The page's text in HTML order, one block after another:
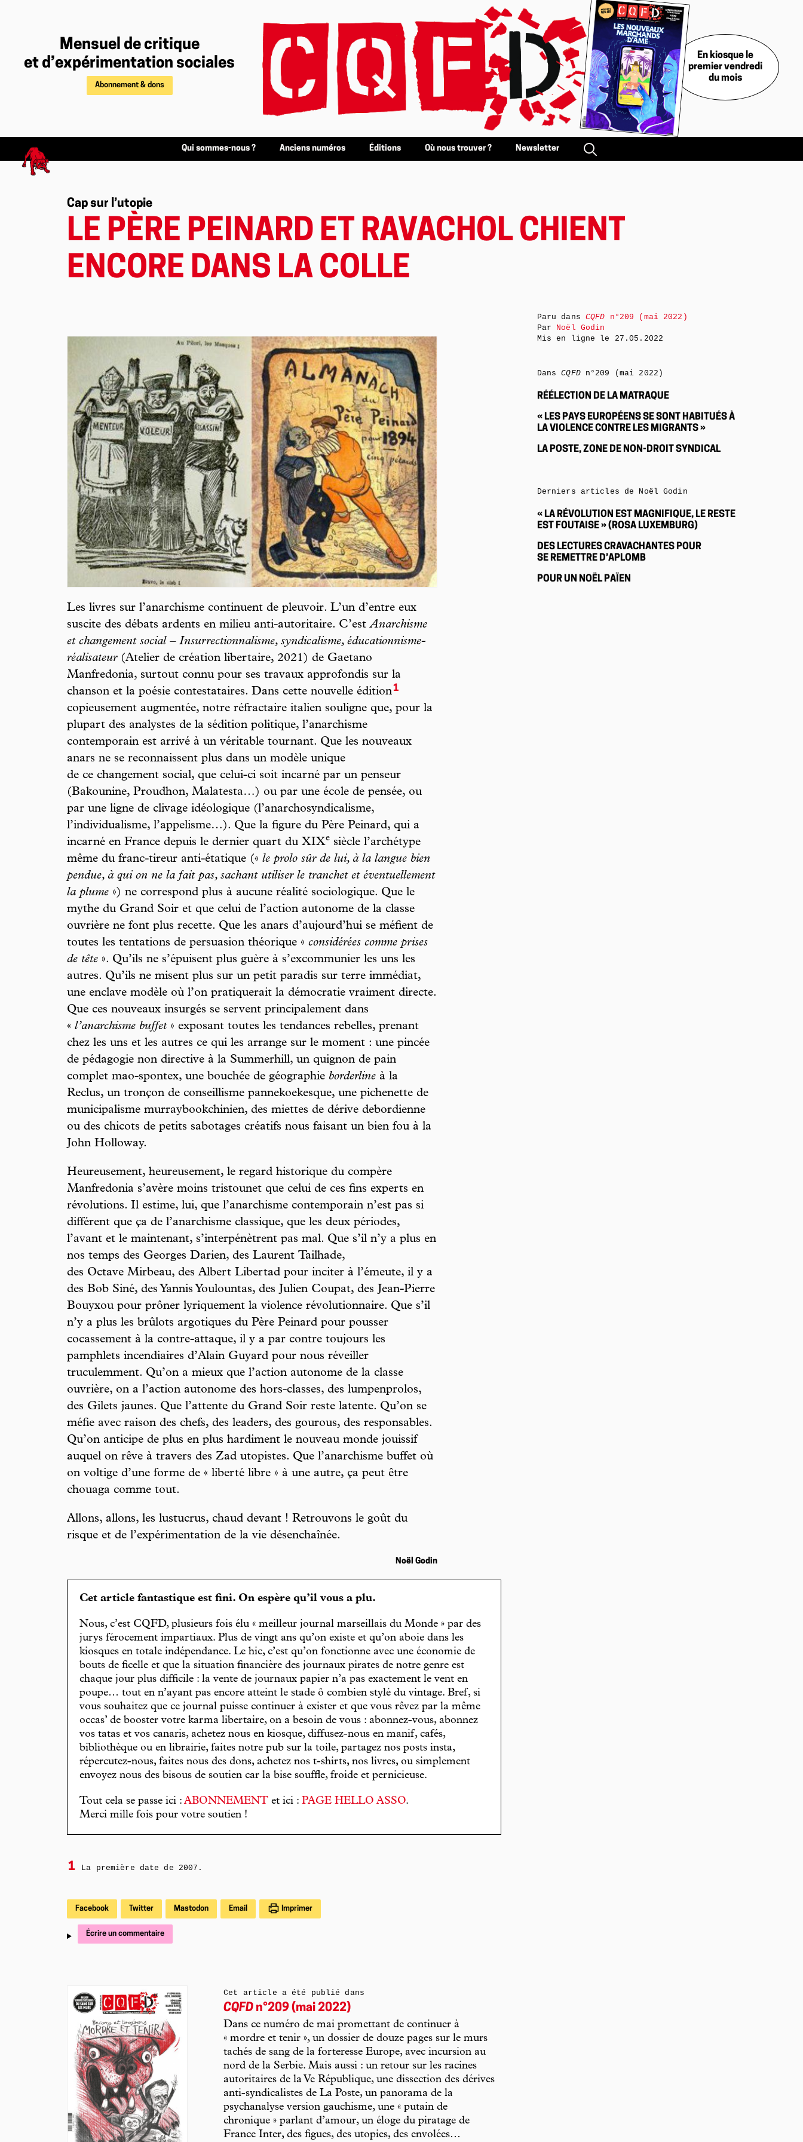
Mensuel de critique
et d’expérimentation sociales
Abonnement & dons
En kiosque le
premier vendredi
du mois
Qui sommes-nous ? Anciens numéros Éditions Où nous trouver ? Newsletter
Cap sur l’utopie
LE PÈRE PEINARD ET RAVACHOL CHIENT
ENCORE DANS LA COLLE
Les livres sur l’anarchisme continuent de pleuvoir. L’un d’entre eux
suscite des débats ardents en milieu anti-autoritaire. C’estAnarchisme
et changement social – Insurrectionnalisme, syndicalisme, éducationnisme-
réalisateur(Atelier de création libertaire, 2021) de Gaetano
Manfredonia, surtout connu pour ses travaux approfondis sur la
chanson et la poésie contestataires. Dans cette nouvelle édition1
copieusement augmentée, notre réfractaire italien souligne que, pour la
plupart des analystes de la sédition politique, l’anarchisme
contemporain est arrivé à un véritable tournant. Que les nouveaux
anars ne se reconnaissent plus dans un modèle unique
de ce changement social, que celui-ci soit incarné par un penseur
(Bakounine, Proudhon, Malatesta…) ou par une école de pensée, ou
par une ligne de clivage idéologique (l’anarchosyndicalisme,
l’individualisme, l’appelisme…). Que la figure du Père Peinard, qui a
incarné en France depuis le dernier quart du XIXe siècle l’archétype
même du franc-tireur anti-étatique (« le prolo sûr de lui, à la langue bien
pendue, à qui on ne la fait pas, sachant utiliser le tranchet et éventuellement
la plume ») ne correspond plus à aucune réalité sociologique. Que le
mythe du Grand Soir et que celui de l’action autonome de la classe
ouvrière ne font plus recette. Que les anars d’aujourd’hui se méfient de
toutes les tentations de persuasion théorique « considérées comme prises
de tête ». Qu’ils ne s’épuisent plus guère à s’excommunier les uns les
autres. Qu’ils ne misent plus sur un petit paradis sur terre immédiat,
une enclave modèle où l’on pratiquerait la démocratie vraiment directe.
Que ces nouveaux insurgés se servent principalement dans
« l’anarchisme buffet» exposant toutes les tendances rebelles, prenant
chez les uns et les autres ce qui les arrange sur le moment : une pincée
de pédagogie non directive à la Summerhill, un quignon de pain
complet mao-spontex, une bouchée de géographie borderline à la
Reclus, un tronçon de conseillisme pannekoekesque, une pichenette de
municipalisme murraybookchinien, des miettes de dérive debordienne
ou des chicots de petits sabotages créatifs nous faisant un bien fou à la
John Holloway.
Heureusement, heureusement, le regard historique du compère
Manfredonia s’avère moins tristounet que celui de ces fins experts en
révolutions. Il estime, lui, que l’anarchisme contemporain n’est pas si
différent que ça de l’anarchisme classique, que les deux périodes,
l’avant et le maintenant, s’interpénètrent pas mal. Que s’il n’y a plus en
nos temps des Georges Darien, des Laurent Tailhade,
des Octave Mirbeau, des Albert Libertad pour inciter à l’émeute, il y a
des Bob Siné, des Yannis Youlountas, des Julien Coupat, des Jean-Pierre
Bouyxou pour prôner lyriquement la violence révolutionnaire. Que s’il
n’y a plus les brûlots argotiques du Père Peinard pour pousser
cocassement à la contre-attaque, il y a par contre toujours les
pamphlets incendiaires d’Alain Guyard pour nous réveiller
truculemment. Qu’on a mieux que l’action autonome de la classe
ouvrière, on a l’action autonome des hors-classes, des lumpenprolos,
des Gilets jaunes. Que l’attente du Grand Soir reste latente. Qu’on se
méfie avec raison des chefs, des leaders, des gourous, des responsables.
Qu’on anticipe de plus en plus hardiment le nouveau monde jouissif
auquel on rêve à travers des Zad utopistes. Que l’anarchisme buffet où
on voltige d’une forme de « liberté libre » à une autre, ça peut être
chouaga comme tout.
Allons, allons, les lustucrus, chaud devant ! Retrouvons le goût du
risque et de l’expérimentation de la vie désenchaînée.
Noël Godin
Cet article fantastique est fini. On espère qu’il vous a plu.
Nous, c’est CQFD, plusieurs fois élu « meilleur journal marseillais du Monde » par des
jurys férocement impartiaux. Plus de vingt ans qu’on existe et qu’on aboie dans les
kiosques en totale indépendance. Le hic, c’est qu’on fonctionne avec une économie de
bouts de ficelle et que la situation financière des journaux pirates de notre genre est
chaque jour plus difficile : la vente de journaux papier n’a pas exactement le vent en
poupe… tout en n’ayant pas encore atteint le stade ô combien stylé du vintage. Bref, si
vous souhaitez que ce journal puisse continuer à exister et que vous rêvez par la même
occas’ de booster votre karma libertaire, on a besoin de vous : abonnez-vous, abonnez
vos tatas et vos canaris, achetez nous en kiosque, diffusez-nous en manif, cafés,
bibliothèque ou en librairie, faites notre pub sur la toile, partagez nos posts insta,
répercutez-nous, faites nous des dons, achetez nos t-shirts, nos livres, ou simplement
envoyez nous des bisous de soutien car la bise souffle, froide et pernicieuse.
Tout cela se passe ici : ABONNEMENT et ici : PAGE HELLO ASSO.
Merci mille fois pour votre soutien !
1 La première date de 2007.
Facebook Twitter Mastodon Email Imprimer
Écrire un commentaire
Cet article a été publié dans
CQFD n°209 (mai 2022)
Dans ce numéro de mai promettant de continuer à
« mordre et tenir », un dossier de douze pages sur le murs
tachés de sang de la forteresse Europe, avec incursion au
nord de la Serbie. Mais aussi : un retour sur les racines
autoritaires de la Ve République, une dissection des dérives
anti-syndicalistes de La Poste, un panorama de la
psychanalyse version gauchisme, une « putain de
chronique » parlant d’amour, un éloge du piratage de
France Inter, des figues, des utopies, des envolées…
Paru dans CQFD n°209 (mai 2022)
Par Noël Godin
Mis en ligne le 27.05.2022
DansCQFDn°209 (mai 2022)
RÉÉLECTION DE LA MATRAQUE
« LES PAYS EUROPÉENS SE SONT HABITUÉS À
LA VIOLENCE CONTRE LES MIGRANTS »
LA POSTE, ZONE DE NON-DROIT SYNDICAL
Derniers articles de Noël Godin
« LA RÉVOLUTION EST MAGNIFIQUE, LE RESTE
EST FOUTAISE » (ROSA LUXEMBURG)
DES LECTURES CRAVACHANTES POUR
SE REMETTRE D’APLOMB
POUR UN NOËL PAÏEN